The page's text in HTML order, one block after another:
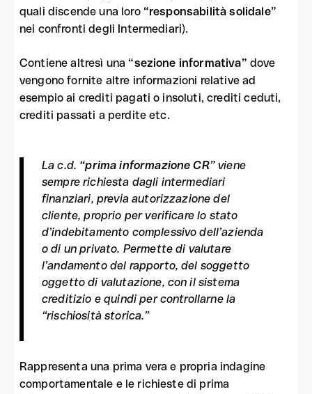
quali discende una loro “responsabilità solidale”
nei confronti degli Intermediari).
Contiene altresì una“sezione informativa” dove
vengono fornite altre informazioni relative ad
esempio ai crediti pagati o insoluti, crediti ceduti,
crediti passati a perdite etc.
La c.d. “prima informazione CR”viene
sempre richiesta dagli intermediari
finanziari, previa autorizzazione del
cliente, proprio per verificare lo stato
d’indebitamento complessivo dell’azienda
o di un privato. Permette di valutare
l’andamento del rapporto, del soggetto
oggetto di valutazione, con il sistema
creditizio e quindi per controllarne la
“rischiosità storica.”
Rappresenta una prima vera e propria indagine
comportamentale e le richieste di prima